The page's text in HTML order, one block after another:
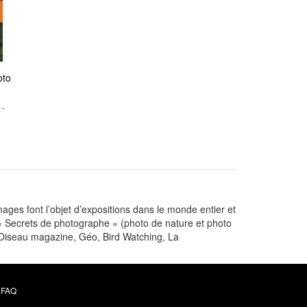
font l’objet d’expositions dans le monde entier et
de photographe » (photo de nature et photo
magazine, Géo, Bird Watching, La
FAQ